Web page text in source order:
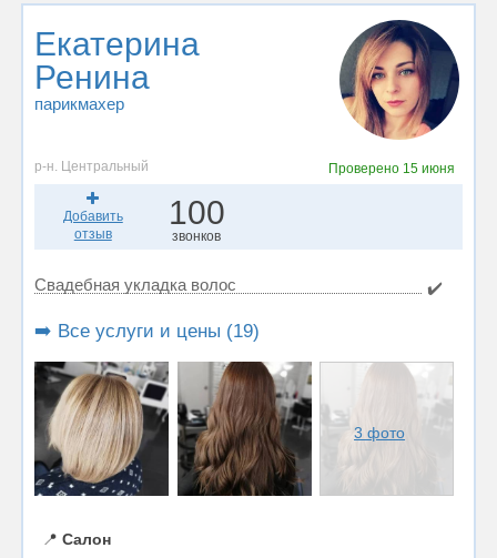
Екатерина
Ренина
парикмахер
р-н. Центральный Проверено 15 июня
Добавить
отзыв
100
звонков
Свадебная укладка волос ✔️
➡️ Все услуги и цены (19)
3 фото
📍 Салон